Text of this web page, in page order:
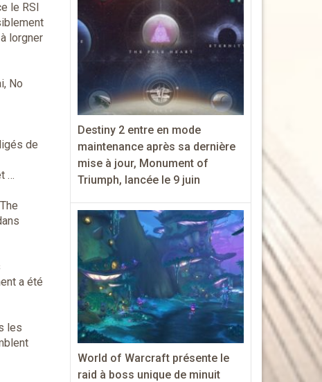
le RSI
lorgner
No
de
…
a été
les
Destiny 2 entre en mode
maintenance après sa dernière
mise à jour, Monument of
Triumph, lancée le 9 juin
World of Warcraft présente le
raid à boss unique de minuit